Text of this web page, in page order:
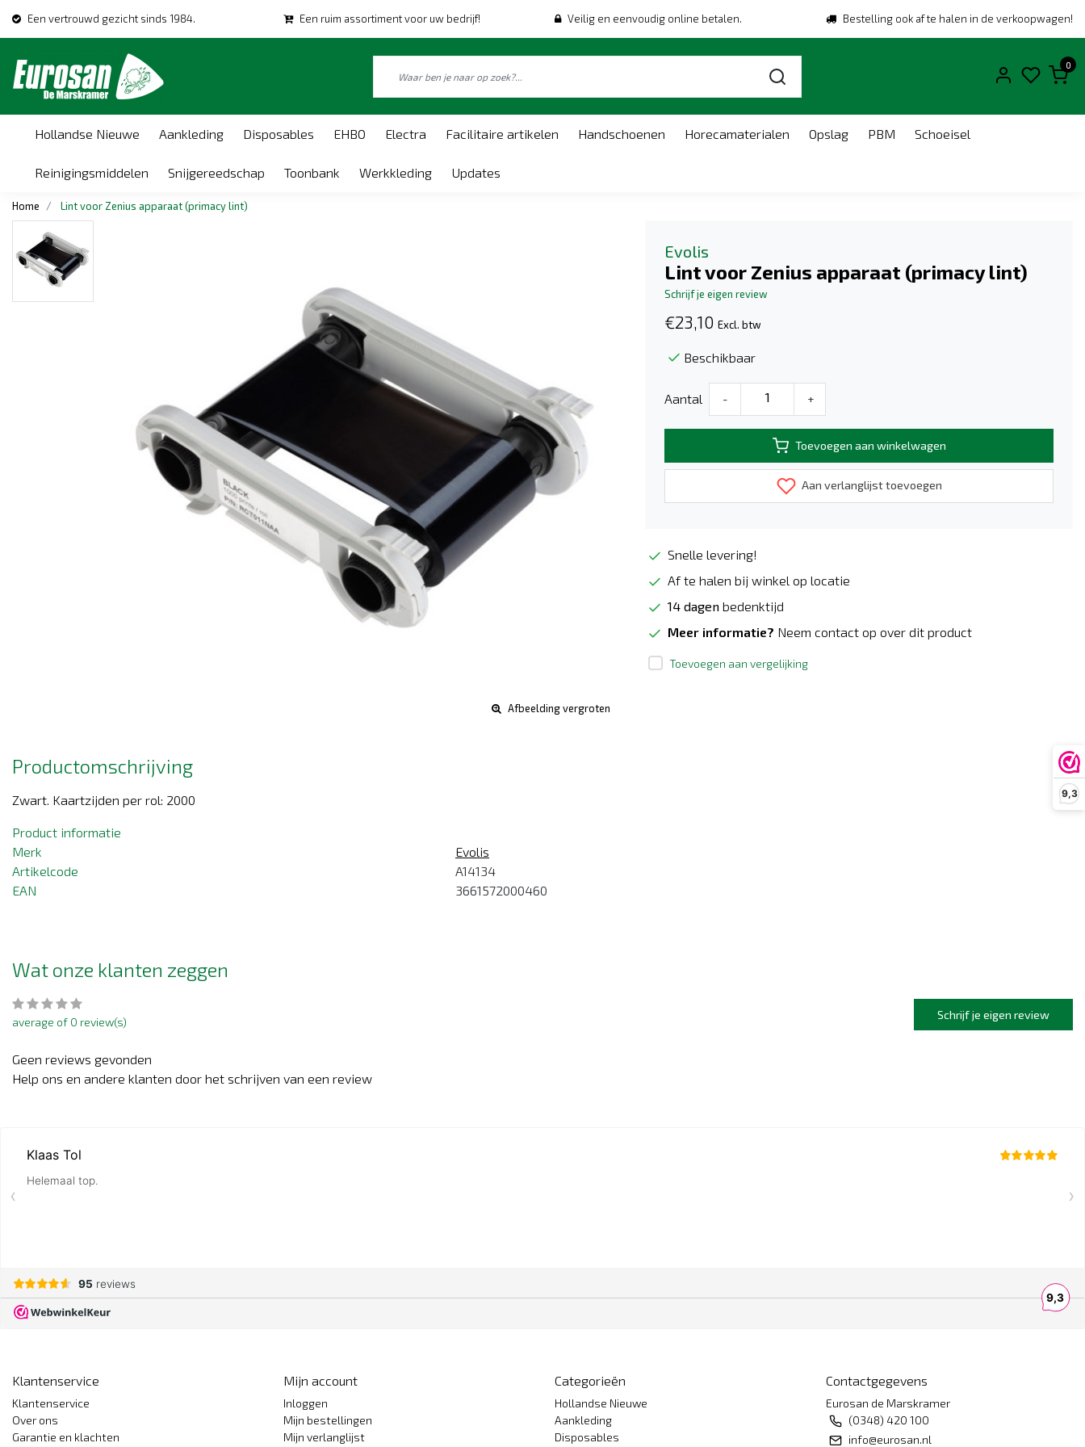
9,3
Een vertrouwd gezicht sinds 1984. Een ruim assortiment voor uw bedrijf! Veilig en eenvoudig online betalen. Bestelling ook af te halen in de verkoopwagen!
0
Hollandse Nieuwe Aankleding Disposables EHBO Electra Facilitaire artikelen Handschoenen Horecamaterialen Opslag PBM Schoeisel
Reinigingsmiddelen Snijgereedschap Toonbank Werkkleding Updates
Home Lint voor Zenius apparaat (primacy lint)
Afbeelding vergroten
Evolis
Lint voor Zenius apparaat (primacy lint)
Schrijf je eigen review
€23,10 Excl. btw
Beschikbaar
Aantal - +
Toevoegen aan winkelwagen
Aan verlanglijst toevoegen
Snelle levering!
Af te halen bij winkel op locatie
14 dagen bedenktijd
Meer informatie? Neem contact op over dit product
Toevoegen aan vergelijking
Productomschrijving
Zwart. Kaartzijden per rol: 2000
Product informatie
Merk
Evolis
Artikelcode
A14134
EAN
3661572000460
Wat onze klanten zeggen
average of 0 review(s)
Schrijf je eigen review
Geen reviews gevonden
Help ons en andere klanten door het schrijven van een review
Klantenservice
Klantenservice
Over ons
Garantie en klachten
Mijn account
Inloggen
Mijn bestellingen
Mijn verlanglijst
Categorieën
Hollandse Nieuwe
Aankleding
Disposables
Contactgegevens
Eurosan de Marskramer
(0348) 420 100
info@eurosan.nl